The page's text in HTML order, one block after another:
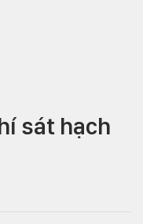
sát hạch